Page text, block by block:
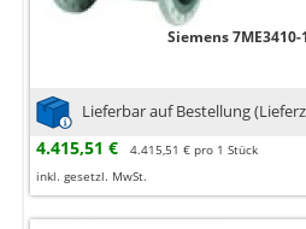
Siemens 7ME3410-
Lieferbar auf Bestellung
4.415,51 €
4.415,51 € pro 1 Stück
inkl. gesetzl. MwSt.